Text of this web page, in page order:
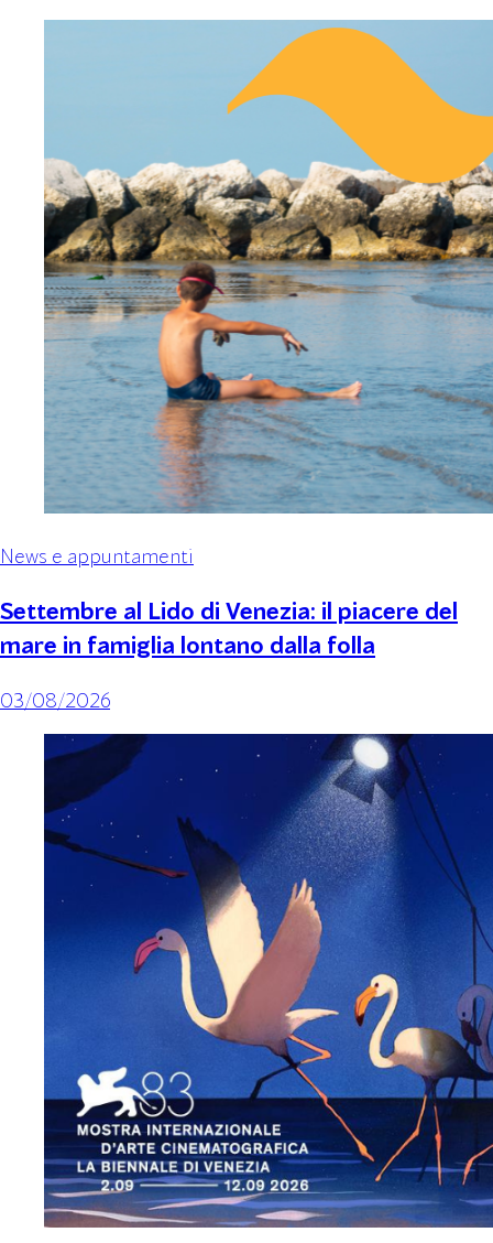
News e appuntamenti
Settembre al Lido di Venezia: il piacere del
mare in famiglia lontano dalla folla
03/08/2026